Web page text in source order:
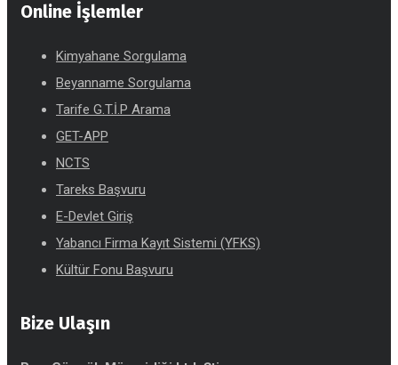
Online İşlemler
Kimyahane Sorgulama
Beyanname Sorgulama
Tarife G.T.İ.P Arama
GET-APP
NCTS
Tareks Başvuru
E-Devlet Giriş
Yabancı Firma Kayıt Sistemi (YFKS)
Kültür Fonu Başvuru
Bize Ulaşın